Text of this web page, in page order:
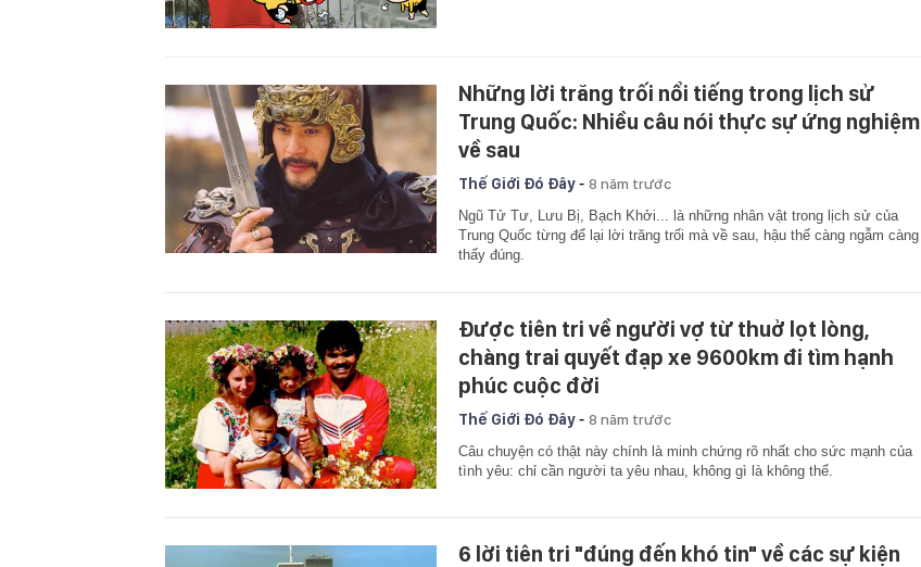
Những lời trăng trối nổi tiếng trong lịch sử
Trung Quốc: Nhiều câu nói thực sự ứng nghiệm
về sau
Thế Giới Đó Đây- 8 năm trước
Ngũ Tử Tư, Lưu Bị, Bạch Khởi... là những nhân vật trong lịch sử của
Trung Quốc từng để lại lời trăng trối mà về sau, hậu thế càng ngẫm càng
thấy đúng.
Được tiên tri về người vợ từ thuở lọt lòng,
chàng trai quyết đạp xe 9600km đi tìm hạnh
phúc cuộc đời
Thế Giới Đó Đây- 8 năm trước
Câu chuyện có thật này chính là minh chứng rõ nhất cho sức mạnh của
tình yêu: chỉ cần người ta yêu nhau, không gì là không thể.
6 lời tiên tri "đúng đến khó tin" về các sự kiện